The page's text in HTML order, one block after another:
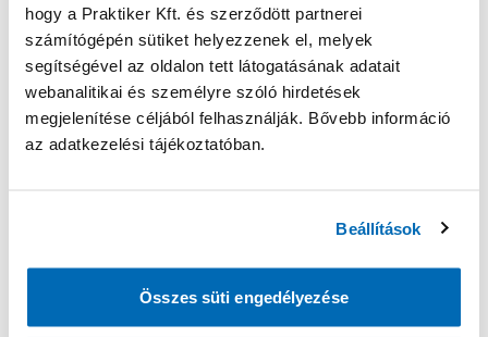
hogy a Praktiker Kft. és szerződött partnerei
számítógépén sütiket helyezzenek el, melyek
segítségével az oldalon tett látogatásának adatait
webanalitikai és személyre szóló hirdetések
megjelenítése céljából felhasználják. Bővebb információ
az adatkezelési tájékoztatóban.
Beállítások
Összes süti engedélyezése